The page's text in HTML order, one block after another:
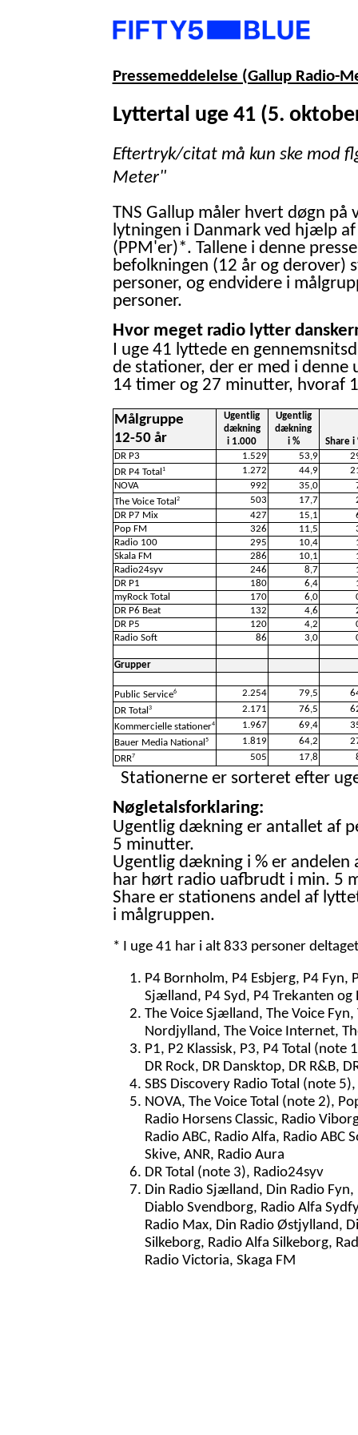
Pressemeddelelse (Gallup Radio-
Lyttertal uge 41 (5.
Eftertryk/citat må kun ske mod
Meter"
TNS Gallup måler hvert døgn på
lytningen i Danmark ved hjælp
(PPM'er)*. Tallene i denne
befolkningen (12 år og derover)
personer, og endvidere i
personer.
Hvor meget radio lytter
I uge 41 lyttede en
de stationer, der er med i denne
14 timer og 27 minutter, hvoraf
Målgruppe
12-50 år
Ugentlig
dækning
i 1.000
Ugentlig
dækning
i %
Share i
DR P3
1.529 53,9
DR P4 Total 1 1.272 44,9
NOVA
992 35,0
The Voice Total 2 503 17,7
DR P7 Mix
427 15,1
Pop FM
326 11,5
Radio 100
295 10,4
Skala FM
286 10,1
Radio24syv
246 8,7
DR P1
180 6,4
myRock Total
170 6,0
DR P6 Beat
132 4,6
DR P5
120 4,2
Radio Soft
86 3,0
Grupper
Public Service6 2.254 79,5
DR Total 3 2.171 76,5
Kommercielle stationer4 1.967 69,4
Bauer Media National 5 1.819 64,2
DRR7 505 17,8
Stationerne er sorteret efter
Nøgletalsforklaring:
Ugentlig dækning er antallet af
5 minutter.
Ugentlig dækning i % er
har hørt radio uafbrudt i min. 5
Share er stationens andel af
i målgruppen.
* I uge 41 har i alt 833 personer
P4 Bornholm, P4 Esbjerg, P4
Sjælland, P4 Syd, P4 Trekanten
The Voice Sjælland, The Voice
Nordjylland, The Voice Internet,
P1, P2 Klassisk, P3, P4 Total (note
DR Rock, DR Dansktop, DR R&B,
SBS Discovery Radio Total (note
NOVA, The Voice Total (note 2),
Radio Horsens Classic, Radio
Radio ABC, Radio Alfa, Radio
Skive, ANR, Radio Aura
DR Total (note 3), Radio24syv
Din Radio Sjælland, Din Radio Fyn,
Diablo Svendborg, Radio Alfa
Radio Max, Din Radio Østjylland,
Silkeborg, Radio Alfa Silkeborg,
Radio Victoria, Skaga FM